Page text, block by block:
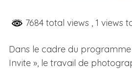
7684 total views , 1 views
Dans le cadre du programme
Invite », le travail de